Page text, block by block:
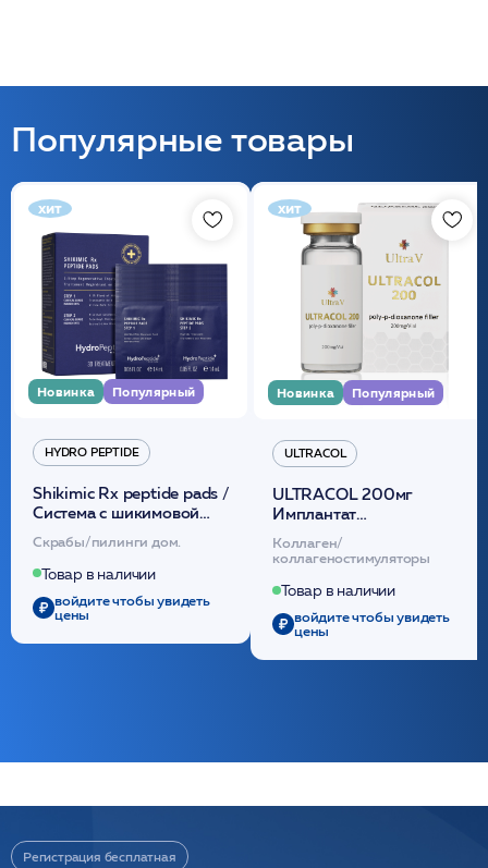
Популярные товары
хит
Новинка Популярный
HYDRO PEPTIDE
Shikimic Rx peptide pads /
Cистема с шикимовой
кислотой обновляющая
(30шт) /HP
Скрабы/пилинги дом.
Товар в наличии
войдите чтобы увидеть
цены
хит
Новинка Популярный
ULTRACOL
ULTRACOL 200мг
Имплантат
внутридермальный,
стерильный на основе
полидиоксанона
/ULTRACOL
Коллаген/
коллагеностимуляторы
Товар в наличии
войдите чтобы увидеть
цены
Регистрация бесплатная